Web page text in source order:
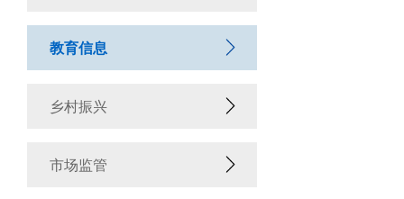
教育信息
乡村振兴
市场监管